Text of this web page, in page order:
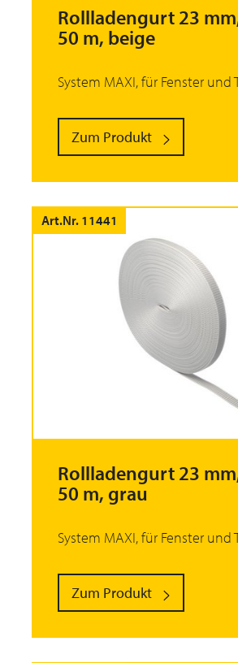
Rollladengurt 23
50 m, beige
System MAXI, für Fenster und
Zum Produkt
Art.Nr. 11441
Rollladengurt 23
50 m, grau
System MAXI, für Fenster und
Zum Produkt